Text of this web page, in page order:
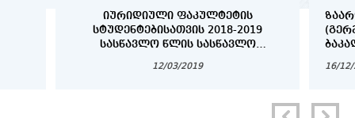
ᲘᲣᲠᲘᲓᲘᲣᲚᲘ ᲤᲐᲙᲣᲚᲢᲔᲢᲘᲡ
ᲡᲢᲣᲓᲔᲜᲢᲔᲑᲘᲡᲐᲗᲕᲘᲡ 2018-2019
ᲡᲐᲡᲬᲐᲕᲚᲝ ᲬᲚᲘᲡ ᲡᲐᲡᲬᲐᲕᲚᲝ
12/03/2019 16/